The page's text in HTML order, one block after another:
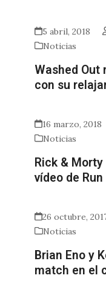
5 abril, 2018
Noticias
Washed Out
con su
16 marzo, 2018
Noticias
Rick &
vídeo de
26 octubre,
Noticias
Brian Eno y
match en el